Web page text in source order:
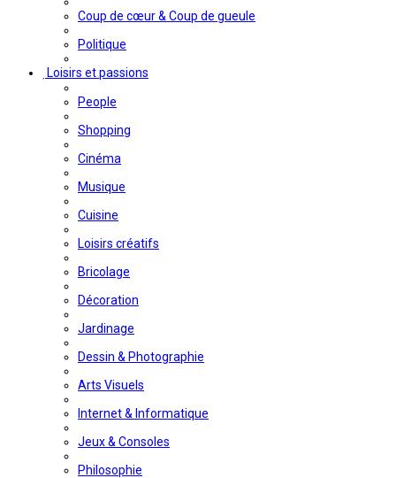
Coup de cœur & Coup de gueule
Politique
Loisirs et passions
People
Shopping
Cinéma
Musique
Cuisine
Loisirs créatifs
Bricolage
Décoration
Jardinage
Dessin & Photographie
Arts Visuels
Internet & Informatique
Jeux & Consoles
Philosophie